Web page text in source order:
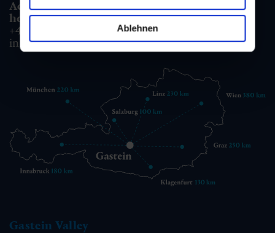
Ablehnen
Accommodation information & Booking
hotline:
+43 6432 3393 990
info@gastein.com
Gastein Valley